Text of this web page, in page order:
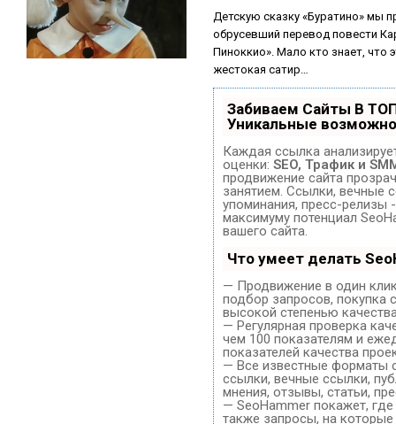
Детскую сказку «Буратино» мы
обрусевший перевод повести
Пиноккио». Мало кто знает, что
жестокая сатир…
Забиваем Сайты В
Уникальные
Каждая ссылка
оценки:SEO, Трафик и
продвижение сайта
занятием. Ссылки, вечные
упоминания, пресс-релизы
максимуму потенциал
вашего сайта.
Что умеет делать
— Продвижение в один
подбор запросов, покупка
высокой степенью
— Регулярная проверка
чем 100 показателям и
показателей качества
— Все известные форматы
ссылки, вечные ссылки,
мнения, отзывы, статьи,
— SeoHammer покажет,
также запросы, на